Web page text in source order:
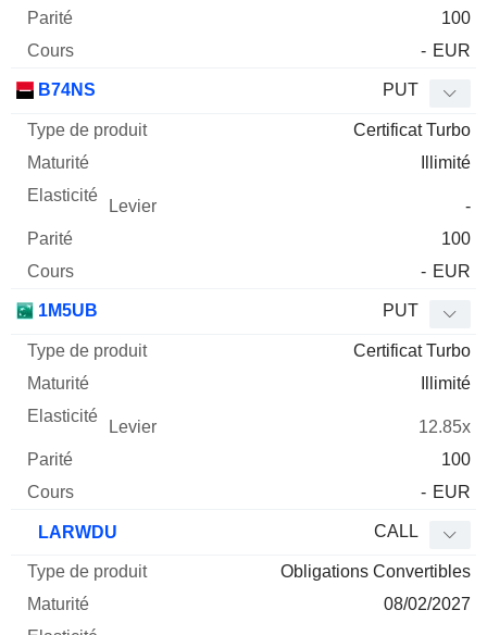
100
- EUR
B74NS PUT
Certificat Turbo
Illimité
-
100
- EUR
1M5UB PUT
Certificat Turbo
Illimité
12.85x
100
- EUR
LARWDU CALL
Obligations Convertibles
08/02/2027